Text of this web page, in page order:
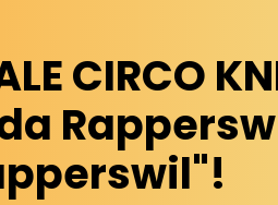
CIRCO